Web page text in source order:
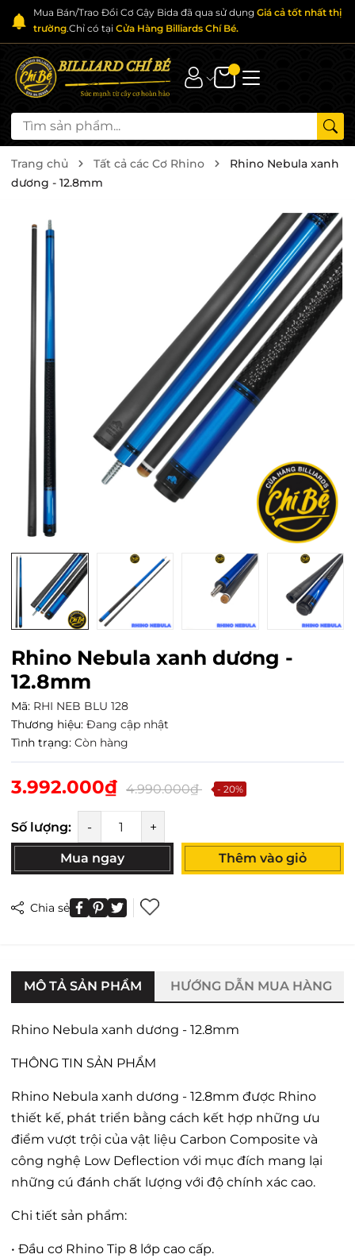
Mua Bán/Trao Đổi Cơ Gậy Bida đã qua sử dụng Giá cả tốt nhất thị
trường.Chỉ có tại Cửa Hàng Billiards Chí Bé.
Trang chủ Tất cả các Cơ Rhino
Rhino Nebula xanh
dương - 12.8mm
Rhino Nebula xanh dương -
12.8mm
Mã: RHI NEB BLU 128
Thương hiệu: Đang cập nhật
Tình trạng: Còn hàng
3.992.000₫ 4.990.000₫ - 20%
Số lượng: - +
Mua ngay Thêm vào giỏ
Chia sẻ
MÔ TẢ SẢN PHẨM HƯỚNG DẪN MUA HÀNG
Rhino Nebula xanh dương - 12.8mm
THÔNG TIN SẢN PHẨM
Rhino Nebula xanh dương - 12.8mm được Rhino
thiết kế, phát triển bằng cách kết hợp những ưu
điểm vượt trội của vật liệu Carbon Composite và
công nghệ Low Deflection với mục đích mang lại
những cú đánh chất lượng với độ chính xác cao.
Chi tiết sản phẩm:
• Đầu cơ Rhino Tip 8 lớp cao cấp.